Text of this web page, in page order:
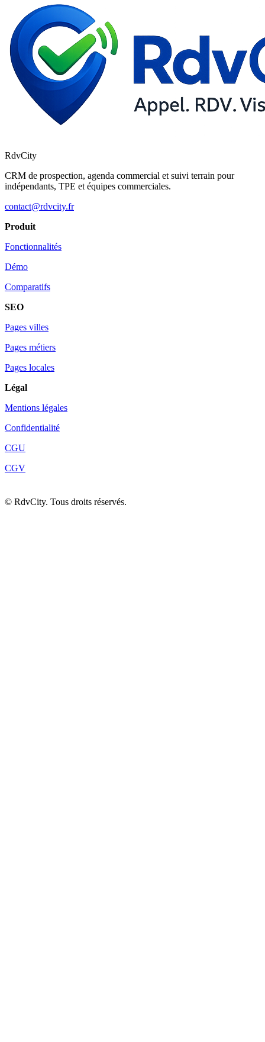
RdvCity
CRM de prospection, agenda commercial et suivi terrain pour
indépendants, TPE et équipes commerciales.
contact@rdvcity.fr
Produit
Fonctionnalités
Démo
Comparatifs
SEO
Pages villes
Pages métiers
Pages locales
Légal
Mentions légales
Confidentialité
CGU
CGV
© RdvCity. Tous droits réservés.